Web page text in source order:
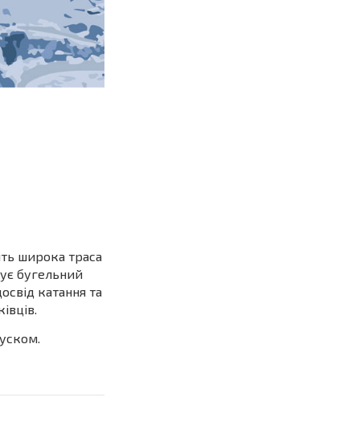
широка траса
бугельний
катання та